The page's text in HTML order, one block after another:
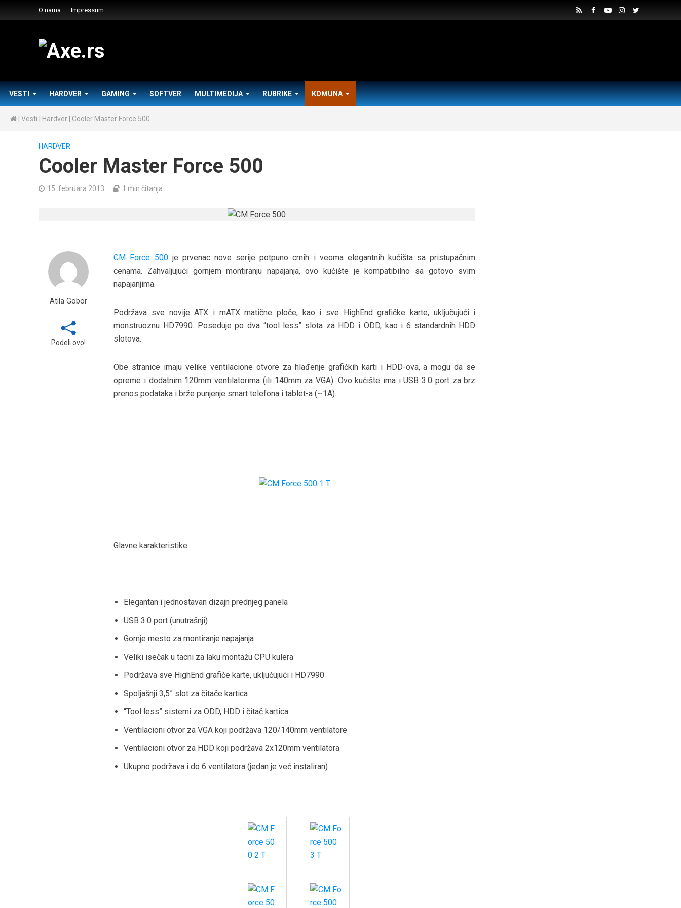
O nama Impressum
VESTI HARDVER GAMING SOFTVER MULTIMEDIJA RUBRIKE KOMUNA
Vesti Hardver Cooler Master Force 500
HARDVER
Cooler Master Force 500
15. februara 2013. 1 min čitanja
Atila Gobor
Podeli ovo!
CM Force 500je prvenac nove serije potpuno crnih i veoma elegantnih kućišta sa pristupačnim
cenama. Zahvaljujući gornjem montiranju napajanja, ovo kućište je kompatibilno sa gotovo svim
napajanjima.
Podržava sve novije ATX i mATX matične ploče, kao i sve HighEnd grafičke karte, uključujući i
monstruoznu HD7990. Poseduje po dva “tool less” slota za HDD i ODD, kao i 6 standardnih HDD
slotova.
Obe stranice imaju velike ventilacione otvore za hlađenje grafičkih karti i HDD-ova, a mogu da se
opreme i dodatnim 120mm ventilatorima (ili 140mm za VGA). Ovo kućište ima i USB 3.0 port za brz
prenos podataka i brže punjenje smart telefona i tablet-a (~1A).
Glavne karakteristike:
Elegantan i jednostavan dizajn prednjeg panela
USB 3.0 port (unutrašnji)
Gornje mesto za montiranje napajanja
Veliki isečak u tacni za laku montažu CPU kulera
Podržava sve HighEnd grafiče karte, uključujući i HD7990
Spoljašnji 3,5” slot za čitače kartica
“Tool less” sistemi za ODD, HDD i čitač kartica
Ventilacioni otvor za VGA koji podržava 120/140mm ventilatore
Ventilacioni otvor za HDD koji podržava 2x120mm ventilatora
Ukupno podržava i do 6 ventilatora (jedan je već instaliran)